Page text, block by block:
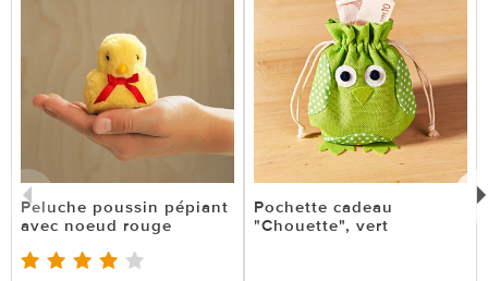
Peluche poussin pépiant
avec noeud rouge
Pochette cadeau
"Chouette", vert